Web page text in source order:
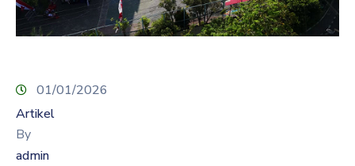
01/01/2026
Artikel
By
admin